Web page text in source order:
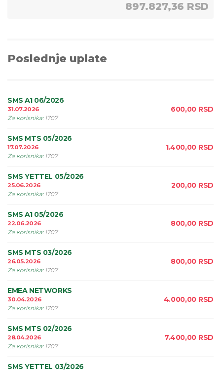
897.827,36 RSD
Poslednje uplate
SMS A1 06/2026
31.07.2026
Za korisnika: 1707
600,00 RSD
SMS MTS 05/2026
17.07.2026
Za korisnika: 1707
1.400,00 RSD
SMS YETTEL 05/2026
25.06.2026
Za korisnika: 1707
200,00 RSD
SMS A1 05/2026
22.06.2026
Za korisnika: 1707
800,00 RSD
SMS MTS 03/2026
26.05.2026
Za korisnika: 1707
800,00 RSD
EMEA NETWORKS
30.04.2026
Za korisnika: 1707
4.000,00 RSD
SMS MTS 02/2026
28.04.2026
Za korisnika: 1707
7.400,00 RSD
SMS YETTEL 03/2026